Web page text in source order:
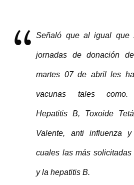
Señaló que al igual que
jornadas de donación
martes 07 de abril les
vacunas tales como.
Hepatitis B, Toxoide
Valente, anti influenza
cuales las más
y la hepatitis B.